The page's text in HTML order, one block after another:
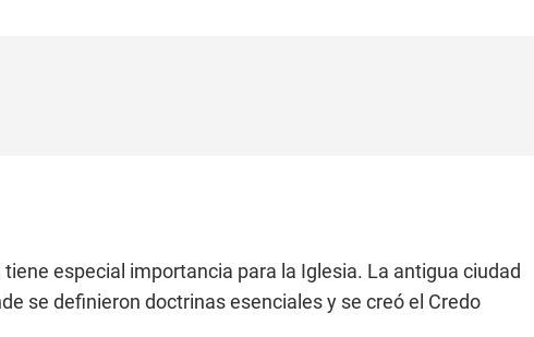
especial importancia para la Iglesia. La antigua ciudad
se definieron doctrinas esenciales y se creó el Credo